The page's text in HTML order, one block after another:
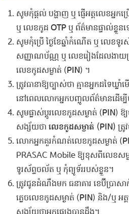
សូម​កុំ​ផ្តល់​ ​បង្ហាញ ឬ​ ​ផ្ញើ​អត្តលេខ​អ្នក
ឬ​ ​លេខ​កូ​ដ​ O​T​P ឬ​ ​ព័ត៌មាន​ផ្ទាល់ខ្លួន​
សូម​កុំ​ប្រើ​ ​ថ្ងៃខែ​ឆ្នាំ​កំណើត​ ​ឬ​ ​លេខ​
សញ្ញាណប័ណ្ណ​ ​ឬ​ ​លេខរៀង​ដែល​ងាយស្
លេខ​កូ​ដ​សម្ងាត់​ (​P​IN​) ​។
ត្រូវ​ធានា​ឱ្យ​ច្បាស់​ថា​​ គ្មានអ្នកដទៃ​ឃ្
នៅពេលលោកអ្នកបញ្ចូលព័ត៌មានដើម្
សូម​ផ្លាស់ប្តូរ​លេខ​កូ​ដ​សម្ងាត់​ (​P​IN​) ឱ្
សង្ស័យ​ថា​ ​លេខ​កូ​ដ​សម្ងាត់​ (P​IN​) ត្រូ
​លោក​អ្នក​គួរ​កំណត់​លេខ​កូ​ដ​សម្ងាត់​ (​
PRASAC Mobile​ ​ឱ្យ​ខុស​ពី​លេខ​សម្
ទូរស័ព្ទ​ចល័ត​ ​ឬ​ ​កុំព្យូទ័រ​របស់​ខ្លួន​។
ត្រូវ​ជូនដំណឹង​មក ធនាគារ ខេ​ប៊ី​ប្រា​សា
ភ្លេច​លេខ​កូ​ដ​សម្ងាត់​ (​P​IN​) ​និង​/​ឬ​ ​អត្